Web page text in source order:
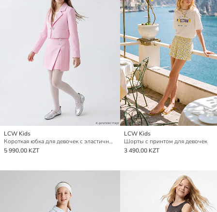
LCW Kids
Короткая юбка для девочек с эластичным поясом
5 990,00 KZT
LCW Kids
Шорты с принтом для девочек
3 490,00 KZT